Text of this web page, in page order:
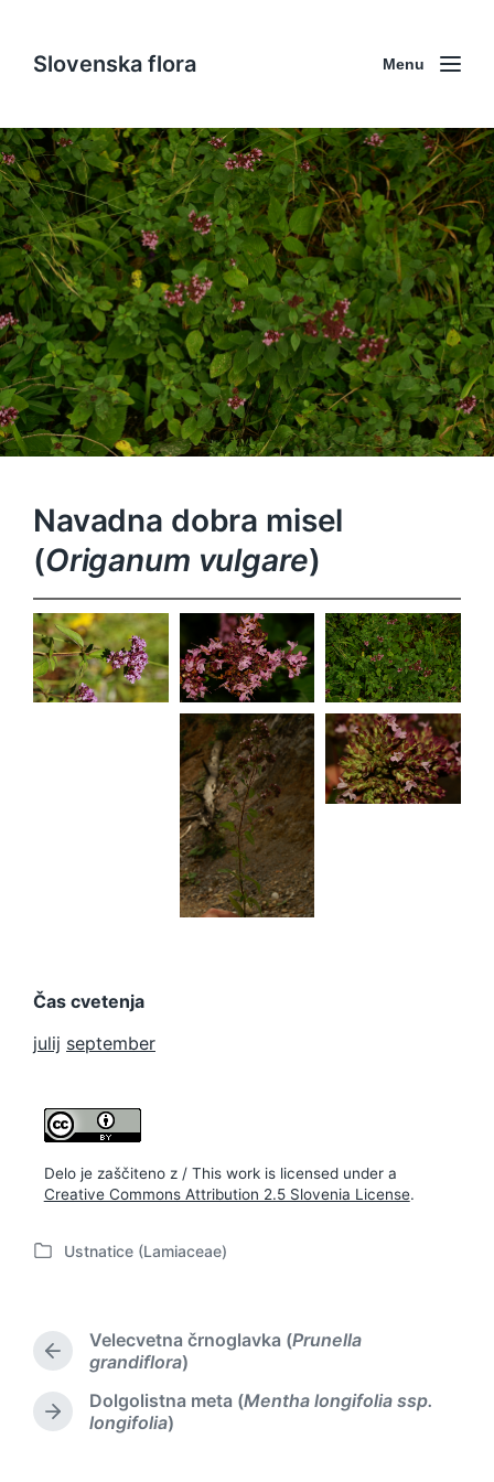
Slovenska flora Menu
Navadna dobra misel
(Origanum vulgare)
Origanum
vulgare
Origanum
vulgare
Origanum
vulgare
Origanum
vulgare
Origanum
vulgare
Čas cvetenja
julij september
Delo je zaščiteno z / This work is licensed under a
Creative Commons Attribution 2.5 Slovenia License.
P
e
n
Ustnatice (Lamiaceae)
P
e
v
Velecvetna črnoglavka (Prunella
grandiflora)
N
Dolgolistna meta (Mentha longifolia ssp.
longifolia)